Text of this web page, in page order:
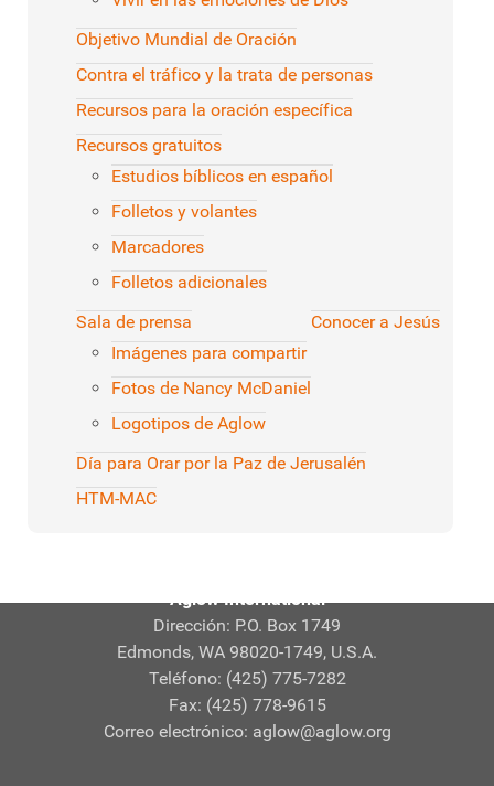
Objetivo Mundial de Oración
Contra el tráfico y la trata de personas
Recursos para la oración específica
Recursos gratuitos
Estudios bíblicos en español
Folletos y volantes
Marcadores
Folletos adicionales
Sala de prensa
Imágenes para compartir
Fotos de Nancy McDaniel
Logotipos de Aglow
Conocer a Jesús
Día para Orar por la Paz de Jerusalén
HTM-MAC
Aglow International
Dirección: P.O. Box 1749
Edmonds, WA 98020-1749, U.S.A.
Teléfono: (425) 775-7282
Fax: (425) 778-9615
Correo electrónico: aglow@aglow.org